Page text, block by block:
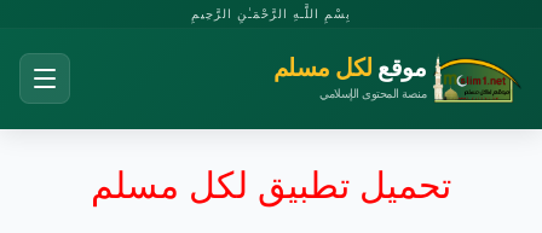
بِسْمِ اللَّـهِ الرَّحْمَـٰنِ الرَّحِيمِ
موقع لكل مسلم
منصة المحتوى الإسلامي
تحميل تطبيق لكل مسلم